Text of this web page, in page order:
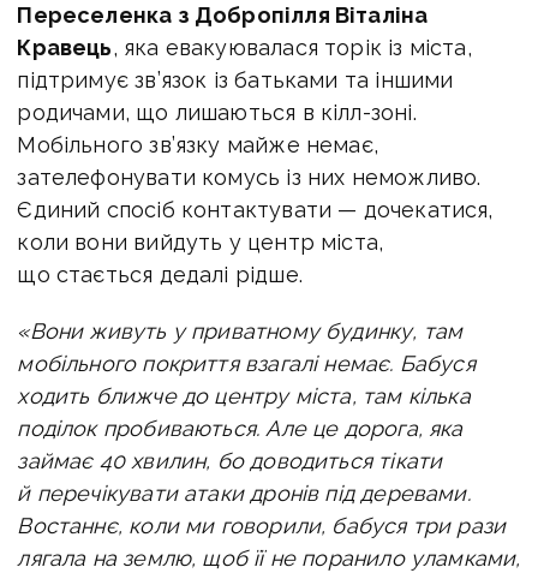
Переселенка з Добропілля Віталіна
Кравець, яка евакуювалася торік із міста,
підтримує зв’язок із батьками та іншими
родичами, що лишаються в кілл-зоні.
Мобільного зв’язку майже немає,
зателефонувати комусь із них неможливо.
Єдиний спосіб контактувати — дочекатися,
коли вони вийдуть у центр міста,
що стається дедалі рідше.
«Вони живуть у приватному будинку, там
мобільного покриття взагалі немає. Бабуся
ходить ближче до центру міста, там кілька
поділок пробиваються. Але це дорога, яка
займає 40 хвилин, бо доводиться тікати
й перечікувати атаки дронів під деревами.
Востаннє, коли ми говорили, бабуся три рази
лягала на землю, щоб її не поранило уламками,